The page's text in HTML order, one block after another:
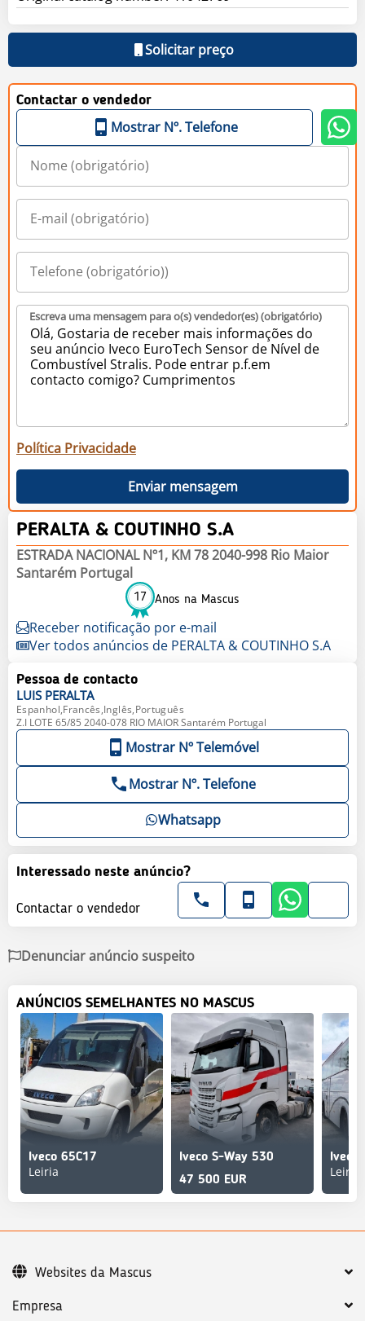
Solicitar preço
Contactar o vendedor
Mostrar Nº. Telefone
Escreva uma mensagem para o(s) vendedor(es) (obrigatório)
Política Privacidade
Enviar mensagem
PERALTA & COUTINHO S.A
ESTRADA NACIONAL Nº1, KM 78 2040-998 Rio Maior
Santarém Portugal
17 Anos na Mascus
Receber notificação por e-mail
Ver todos anúncios de PERALTA & COUTINHO S.A
Pessoa de contacto
LUIS PERALTA
Espanhol,Francês,Inglês,Português
Z.I LOTE 65/85 2040-078 RIO MAIOR Santarém Portugal
Mostrar Nº Telemóvel
Mostrar Nº. Telefone
Whatsapp
Interessado neste anúncio?
Contactar o vendedor
Denunciar anúncio suspeito
ANÚNCIOS SEMELHANTES NO MASCUS
Iveco 65C17
Leiria
Iveco S-Way 530
47 500 EUR
Iveco
Leiria
Empresa
Websites da Mascus